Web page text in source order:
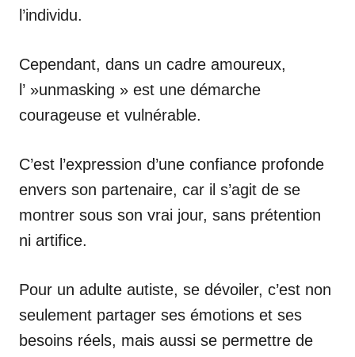
l’individu.
Cependant, dans un cadre amoureux,
l’ »unmasking » est une démarche
courageuse et vulnérable.
C’est l’expression d’une confiance profonde
envers son partenaire, car il s’agit de se
montrer sous son vrai jour, sans prétention
ni artifice.
Pour un adulte autiste, se dévoiler, c’est non
seulement partager ses émotions et ses
besoins réels, mais aussi se permettre de